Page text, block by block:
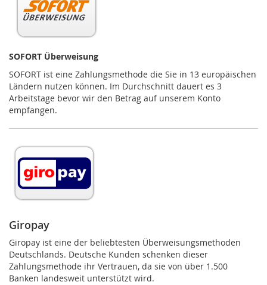
SOFORT Überweisung
SOFORT ist eine Zahlungsmethode die Sie in 13 europäischen
Ländern nutzen können. Im Durchschnitt dauert es 3
Arbeitstage bevor wir den Betrag auf unserem Konto
empfangen.
Giropay
Giropay ist eine der beliebtesten Überweisungsmethoden
Deutschlands. Deutsche Kunden schenken dieser
Zahlungsmethode ihr Vertrauen, da sie von über 1.500
Banken landesweit unterstützt wird.